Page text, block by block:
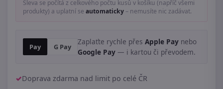
Sleva se počítá z celkového počtu kusů v košíku (napříč všemi
produkty) a uplatní se automaticky– nemusíte nic zadávat.
Pay G Pay
Zaplaťte rychle přes Apple Pay nebo
Google Pay — i kartou či převodem.
Doprava zdarma nad limit po celé ČR